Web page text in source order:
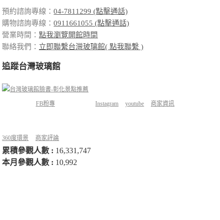
預約諮詢專線：04-7811299 (點擊通話)
購物諮詢專線：0911661055 (點擊通話)
營業時間：點我瀏覽開館時間
聯絡我們： 立即聯繫台灣玻璃館( 點我聯繫 )
追蹤台灣玻璃館
FB粉專 Instagram youtube 商家資訊
360度環景 商家評論
累積參觀人數 : 16,331,747
本月參觀人數 : 10,992